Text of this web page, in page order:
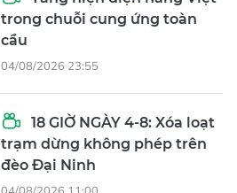
trong chuỗi cung ứng toàn
cầu
04/08/2026 23:55
18 GIỜ NGÀY 4-8: Xóa loạt
trạm dừng không phép trên
đèo Đại Ninh
04/08/2026 11:00